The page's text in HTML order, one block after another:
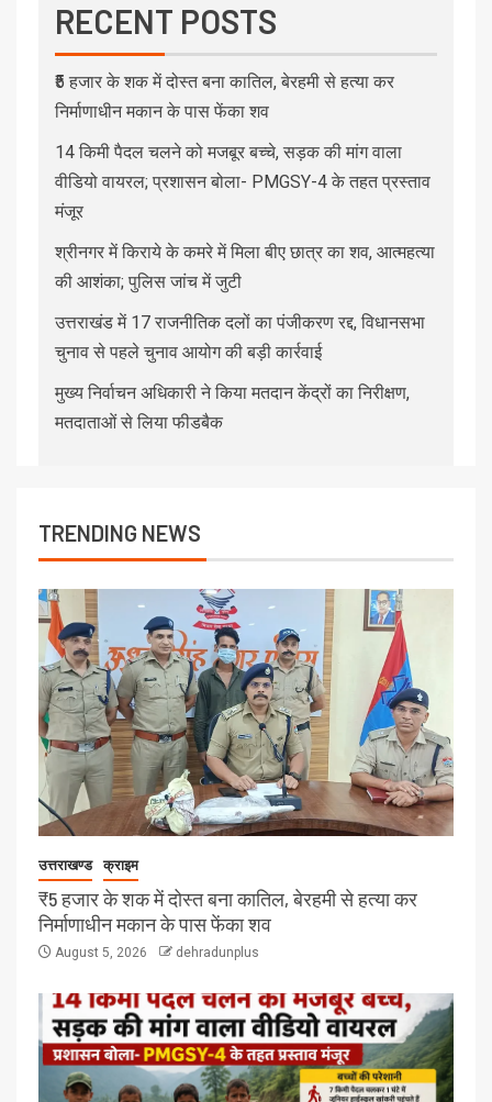
RECENT POSTS
₹5 हजार के शक में दोस्त बना कातिल, बेरहमी से हत्या कर
निर्माणाधीन मकान के पास फेंका शव
14 किमी पैदल चलने को मजबूर बच्चे, सड़क की मांग वाला
वीडियो वायरल; प्रशासन बोला- PMGSY-4 के तहत प्रस्ताव
मंजूर
श्रीनगर में किराये के कमरे में मिला बीए छात्र का शव, आत्महत्या
की आशंका; पुलिस जांच में जुटी
उत्तराखंड में 17 राजनीतिक दलों का पंजीकरण रद्द, विधानसभा
चुनाव से पहले चुनाव आयोग की बड़ी कार्रवाई
मुख्य निर्वाचन अधिकारी ने किया मतदान केंद्रों का निरीक्षण,
मतदाताओं से लिया फीडबैक
TRENDING NEWS
उत्तराखण्ड क्राइम
₹5 हजार के शक में दोस्त बना कातिल, बेरहमी से हत्या कर
निर्माणाधीन मकान के पास फेंका शव
August 5, 2026 dehradunplus